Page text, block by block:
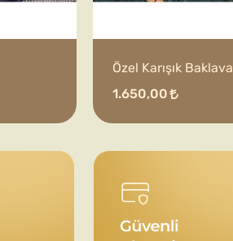
Özel Karışık Baklava
1.650,00